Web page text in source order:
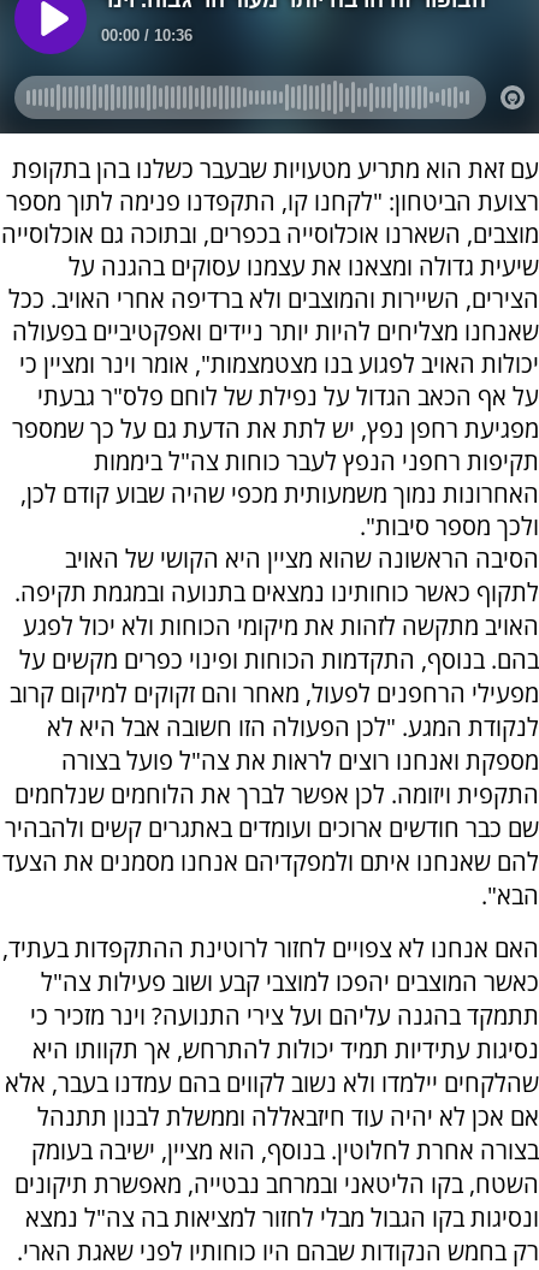
עם זאת הוא מתריע מטעויות שבעבר כשלנו בהן בתקופת
רצועת הביטחון: "לקחנו קו, התקפדנו פנימה לתוך מספר
מוצבים, השארנו אוכלוסייה בכפרים, ובתוכה גם אוכלוסייה
שיעית גדולה ומצאנו את עצמנו עסוקים בהגנה על
הצירים, השיירות והמוצבים ולא ברדיפה אחרי האויב. ככל
שאנחנו מצליחים להיות יותר ניידים ואפקטיביים בפעולה
יכולות האויב לפגוע בנו מצטמצמות", אומר וינר ומציין כי
על אף הכאב הגדול על נפילת של לוחם פלס"ר גבעתי
מפגיעת רחפן נפץ, יש לתת את הדעת גם על כך שמספר
תקיפות רחפני הנפץ לעבר כוחות צה"ל ביממות
האחרונות נמוך משמעותית מכפי שהיה שבוע קודם לכן,
ולכך מספר סיבות".
הסיבה הראשונה שהוא מציין היא הקושי של האויב
לתקוף כאשר כוחותינו נמצאים בתנועה ובמגמת תקיפה.
האויב מתקשה לזהות את מיקומי הכוחות ולא יכול לפגע
בהם. בנוסף, התקדמות הכוחות ופינוי כפרים מקשים על
מפעילי הרחפנים לפעול, מאחר והם זקוקים למיקום קרוב
לנקודת המגע. "לכן הפעולה הזו חשובה אבל היא לא
מספקת ואנחנו רוצים לראות את צה"ל פועל בצורה
התקפית ויזומה. לכן אפשר לברך את הלוחמים שנלחמים
שם כבר חודשים ארוכים ועומדים באתגרים קשים ולהבהיר
להם שאנחנו איתם ולמפקדיהם אנחנו מסמנים את הצעד
הבא".
האם אנחנו לא צפויים לחזור לרוטינת ההתקפדות בעתיד,
כאשר המוצבים יהפכו למוצבי קבע ושוב פעילות צה"ל
תתמקד בהגנה עליהם ועל צירי התנועה? וינר מזכיר כי
נסיגות עתידיות תמיד יכולות להתרחש, אך תקוותו היא
שהלקחים יילמדו ולא נשוב לקווים בהם עמדנו בעבר, אלא
אם אכן לא יהיה עוד חיזבאללה וממשלת לבנון תתנהל
בצורה אחרת לחלוטין. בנוסף, הוא מציין, ישיבה בעומק
השטח, בקו הליטאני ובמרחב נבטייה, מאפשרת תיקונים
ונסיגות בקו הגבול מבלי לחזור למציאות בה צה"ל נמצא
רק בחמש הנקודות שבהם היו כוחותיו לפני שאגת הארי.